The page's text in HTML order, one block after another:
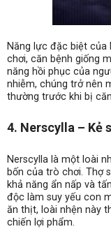
Năng lực đặc biệt của
chơi, căn bệnh giống
năng hồi phục của
nhiễm, chúng trở nên
thường trước khi bị
4. Nerscylla – Kẻ
Nerscylla là một loài
bốn của trò chơi. Thợ
khả năng ẩn nấp và
độc làm suy yếu con
ăn thịt, loài nhện này
chiến lợi phẩm.